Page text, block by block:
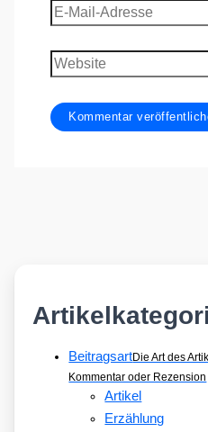
E-
Mail-
Adresse
Website
BeitragsartDie Art des
Kommentar oder Rezension
Artikel
Erzählung